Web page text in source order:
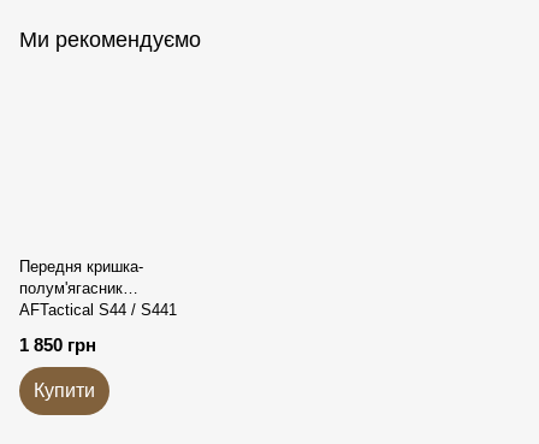
Ми рекомендуємо
Передня кришка-
полум'ягасник
AFTactical S44 / S441
1 850 грн
Купити